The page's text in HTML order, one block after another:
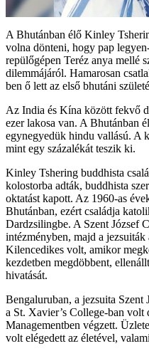
A Bhutánban élő Kinley
volna dönteni, hogy pap
repülőgépen Teréz anya mellé
dilemmájáról. Hamarosan
ben ő lett az első bhutáni
Az India és Kína között fekvő
ezer lakosa van. A Bhutánban
egynegyedük hindu vallású. A
mint egy százalékát teszik ki.
Kinley Tshering buddhista
kolostorba adták, buddhista
oktatást kapott. Az 1960-as
Bhutánban, ezért családja
Dardzsilingbe. A Szent József
intézményben, majd a
Kilencedikes volt, amikor
kezdetben megdöbbent,
hivatását.
Bengaluruban, a jezsuita
a St. Xavier’s College-ban
Managementben végzett.
volt elégedett az életével,